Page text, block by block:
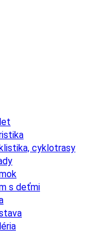
cyklotrasy
s deťmi